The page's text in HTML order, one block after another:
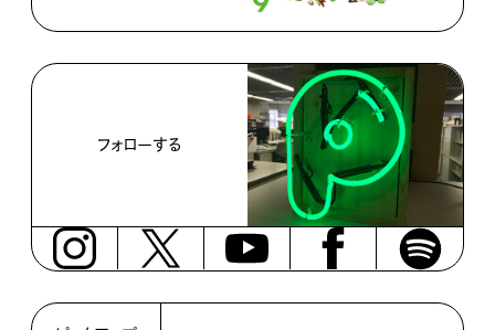
フォローする